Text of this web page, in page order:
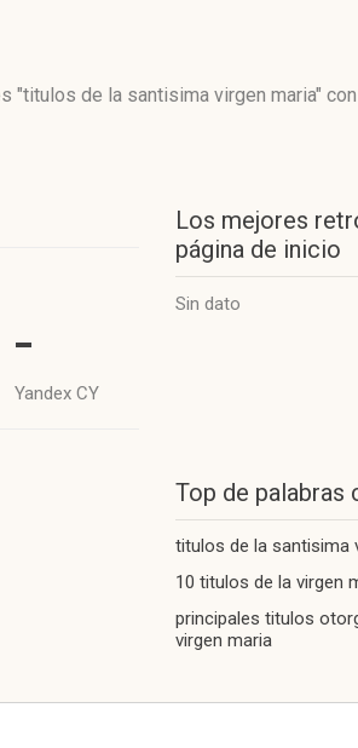
"titulos de la santisima virgen maria"
-
Yandex CY
Los mejores
página de inicio
Sin dato
Top de palabras
titulos de la santisima
10 titulos de la virgen
principales titulos
virgen maria